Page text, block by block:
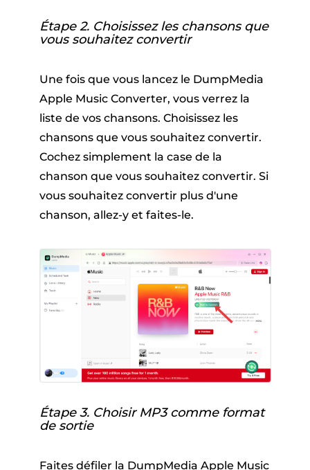
Étape 2. Choisissez les chansons que
vous souhaitez convertir
Une fois que vous lancez le DumpMedia
Apple Music Converter, vous verrez la
liste de vos chansons. Choisissez les
chansons que vous souhaitez convertir.
Cochez simplement la case de la
chanson que vous souhaitez convertir. Si
vous souhaitez convertir plus d'une
chanson, allez-y et faites-le.
Étape 3. Choisir MP3 comme format
de sortie
Faites défiler la DumpMedia Apple Music